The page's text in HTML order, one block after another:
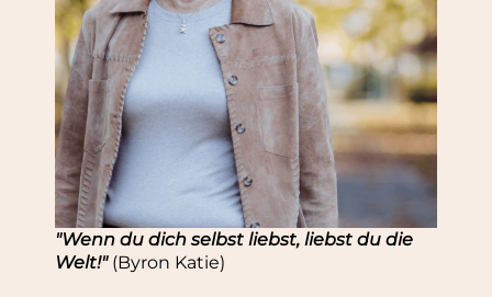
"Wenn du dich selbst liebst, liebst du die
Welt!" (Byron Katie)